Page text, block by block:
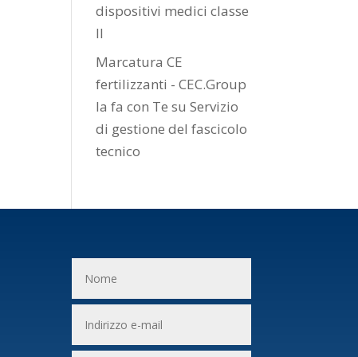
dispositivi medici classe
II
Marcatura CE
fertilizzanti - CEC.Group
la fa con Te suServizio
di gestione del fascicolo
tecnico